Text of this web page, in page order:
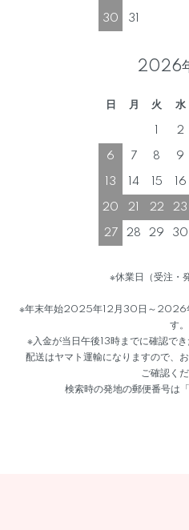
30 31
2026
日 月 火 水
2
6 7 8 9
13 14 15 16
20 21 22 23
27 28 29 30
※休業日（受注・
※年末年始2025年12月30日～2026
す。
※入金が当日午後13時までに確認で
配送はヤマト運輸になりますので、
ご確認くだ
検索時の発地の郵便番号は